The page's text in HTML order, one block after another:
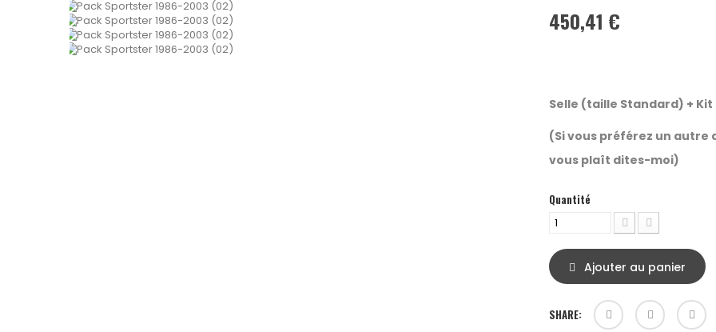
450,41 €
Selle (taille Standard) + Kit
(Si vous préférez un autre
vous plaît dites-moi)
Quantité
Ajouter au panier
SHARE: